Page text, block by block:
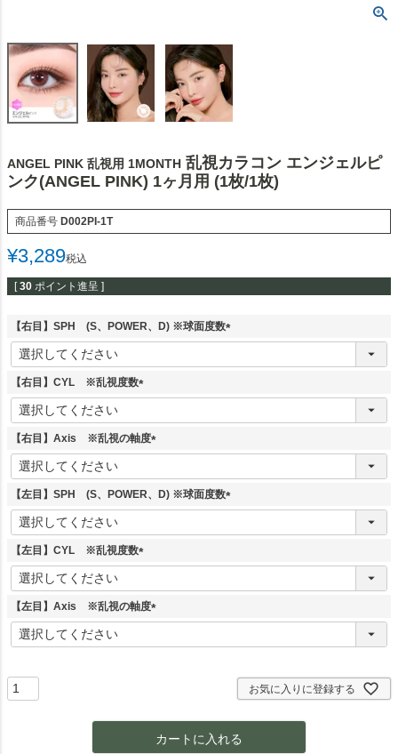
ANGEL PINK 乱視用 1MONTH 乱視カラコン エンジェルピ
ンク(ANGEL PINK) 1ヶ月用 (1枚/1枚)
商品番号 D002PI-1T
¥3,289税込
[ 30 ポイント進呈 ]
【右目】SPH (S、POWER、D) ※球面度数
(
【右目】CYL ※乱視度数
(
須
【右目】Axis ※乱視の軸度
(
須
【左目】SPH (S、POWER、D) ※球面度数
(
【左目】CYL ※乱視度数
(
須
【左目】Axis ※乱視の軸度
(
お気に入りに登録する
カートに入れる